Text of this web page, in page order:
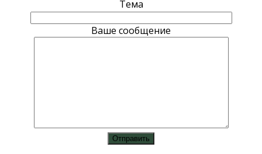
Тема
Ваше сообщение